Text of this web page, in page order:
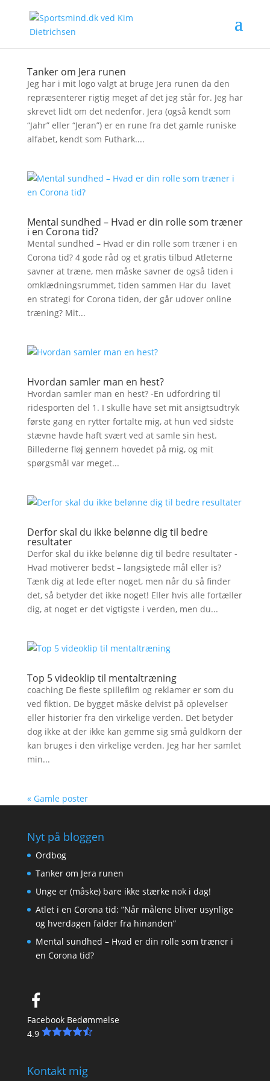
Tanker om Jera runen
Jeg har i mit logo valgt at bruge Jera runen da den
repræsenterer rigtig meget af det jeg står for. Jeg har
skrevet lidt om det nedenfor. Jera (også kendt som
“Jahr” eller “Jeran”) er en rune fra det gamle runiske
alfabet, kendt som Futhark....
Mental sundhed – Hvad er din rolle som træner
i en Corona tid?
Mental sundhed – Hvad er din rolle som træner i en
Corona tid? 4 gode råd og et gratis tilbud Atleterne
savner at træne, men måske savner de også tiden i
omklædningsrummet, tiden sammen Har du lavet
en strategi for Corona tiden, der går udover online
træning? Mit...
Hvordan samler man en hest?
Hvordan samler man en hest? -En udfordring til
ridesporten del 1. I skulle have set mit ansigtsudtryk
første gang en rytter fortalte mig, at hun ved sidste
stævne havde haft svært ved at samle sin hest.
Billederne fløj gennem hovedet på mig, og mit
spørgsmål var meget...
Derfor skal du ikke belønne dig til bedre
resultater
Derfor skal du ikke belønne dig til bedre resultater -
Hvad motiverer bedst – langsigtede mål eller is?
Tænk dig at lede efter noget, men når du så finder
det, så betyder det ikke noget! Eller hvis alle fortæller
dig, at noget er det vigtigste i verden, men du...
Top 5 videoklip til mentaltræning
coaching De fleste spillefilm og reklamer er som du
ved fiktion. De bygget måske delvist på oplevelser
eller historier fra den virkelige verden. Det betyder
dog ikke at der ikke kan gemme sig små guldkorn der
kan bruges i den virkelige verden. Jeg har her samlet
min...
« Gamle poster
Nyt på bloggen
Ordbog
Tanker om Jera runen
Unge er (måske) bare ikke stærke nok i dag!
Atlet i en Corona tid: ”Når målene bliver usynlige
og hverdagen falder fra hinanden”
Mental sundhed – Hvad er din rolle som træner i
en Corona tid?
Facebook Bedømmelse
4.9
Kontakt mig